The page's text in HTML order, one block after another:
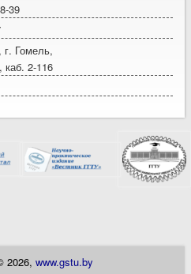
39
Гомель,
2-116
2026, www.gstu.by